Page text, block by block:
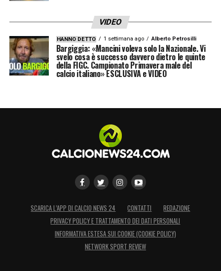
VIDEO
HANNO DETTO 1 settimana ago Alberto Petrosilli
Bargiggia: «Mancini voleva solo la Nazionale. Vi
svelo cosa è successo davvero dietro le quinte
della FIGC. Campionato Primavera male del
calcio italiano» ESCLUSIVA e VIDEO
SCARICA L’APP DI CALCIO NEWS 24 CONTATTI
REDAZIONE
PRIVACY POLICY E TRATTAMENTO DEI DATI PERSONALI
INFORMATIVA ESTESA SUI COOKIE (COOKIE POLICY)
NETWORK SPORT REVIEW